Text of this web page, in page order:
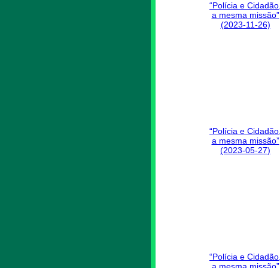
“Polícia e Cidadão,
a mesma missão”
(2023-11-26)
“Polícia e Cidadão,
a mesma missão”
(2023-05-27)
“Polícia e Cidadão,